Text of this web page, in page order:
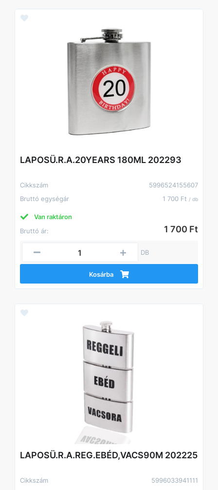
LAPOSÜ.R.A.20YEARS 180ML 202293
Cikkszám
5996524155607
Bruttó egységár
1 700 Ft / db
Van raktáron
Bruttó ár:
1 700 Ft
DB
Kosárba
LAPOSÜ.R.A.REG.EBÉD,VACS90M 202225
Cikkszám
5996033941111